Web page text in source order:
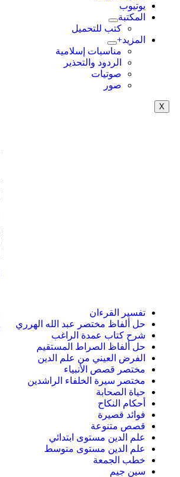
يوتيوب
المكتبة
كتب للتحميل
المزيد+
مناسبات إسلامية
الردود والتحذير
صوتيات
صور
X
تفسير القرءان
حل ألفاظ مختصر عبد الله الهرري
شرح كتاب عمدة الراغب
حل ألفاظ الصراط المستقيم
الفرض العيني من علم الدين
مختصر قصص الأنبياء
مختصر سيرة الخلفاء الراشدين
حياة الصحابة
أحكام النكاح
فوائد قصيرة
قصص متنوعة
علم الدين مستوى ابتدائي
علم الدين مستوى متوسط
خطب الجمعة
سين جيم